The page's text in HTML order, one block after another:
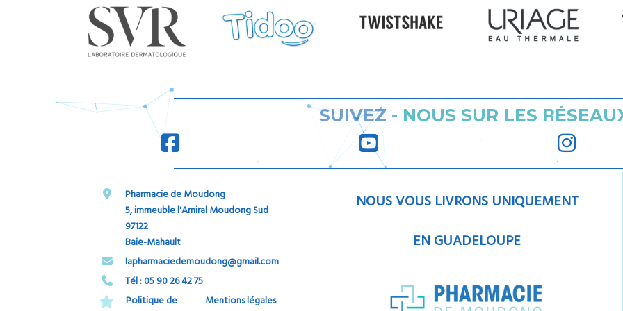
SUIVEZ - NOUS SUR LES RÉ
Pharmacie de Moudong
5, immeuble l'Amiral Moudong Sud
97122
Baie-Mahault
​​​​​​​lapharmaciedemoudong@gmail.com
Tél : 05 90 26 42 75​​​​​​​
Politique de
Mentions légales
NOUS VOUS LIVRONS UNIQUEMENT
EN GUADELOUPE